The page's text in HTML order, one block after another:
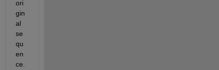
ori
gin
al
se
qu
en
ce.